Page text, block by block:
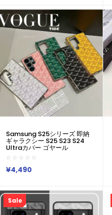
ロマックスケース 新作 芸能人
愛用
Samsung S25シリーズ 即納
ギャラクシー S25 S23 S24
Ultraカバー ゴヤール
Goyard メンズレディース
IPhone16 14 15 アイフォン15
サムソン S23 S24 Ultra S22
S21ケース ゴヤール Goyard
IPhone SE 第3世代 IPhone16
Plus スマホケース アイホン
14 15 16プロマックスケース
新作 芸能人愛用
¥4,490
Sale